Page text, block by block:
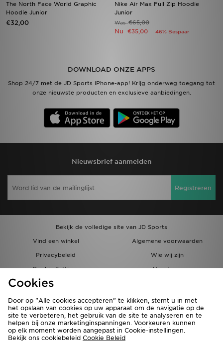
The North Face World Graphic
Hoodie Junior
€32,00
Nike Air Max Full Zip Hoodie
Junior
Was€65,00
Nu €35,00 46% Bespaar
DOWNLOAD ONZE APPS
Shop 24/7 met de JD Sports iPhone-app! Krijg onderweg toegang tot
onze nieuwste producten en exclusieve aanbiedingen.
Nieuwsbrief aanmelden
Registreren
Bekijk de volledige site van JD Sports
Vind een winkel
Algemene voorwaarden
Privacybeleid
Wie wij zijn
Cookie Settings
Vacatures
Bestellingen en Levering
Download de app
Cookies
Door op "Alle cookies accepteren" te klikken, stemt u in met
het opslaan van cookies op uw apparaat om de navigatie op de
site te verbeteren, het gebruik van de site te analyseren en te
helpen bij onze marketinginspanningen. Voorkeuren kunnen
op elk moment worden aangepast in Cookie-instellingen.
Bekijk ons cookiebeleid Cookie Beleid